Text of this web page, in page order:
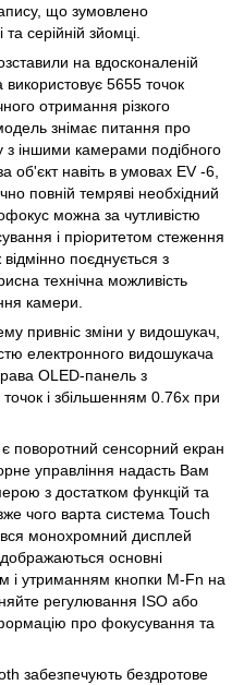
що зумовлено
серійній зйомці.
на вдосконаленій
5655 точок
отримання різкого
знімає питання про
з іншими камерами подібного
об'єкт навіть в умовах EV -6,
повній темряві необхідний
можна за чутливістю
і пріоритетом стеження
поєднується з
технічна можливість
камери.
привніс зміни у видошукач,
електронного видошукача
OLED-панель з
і збільшенням 0.76х при
поворотний сенсорний екран
управління надасть Вам
з достатком функцій та
чого варта система Touch
монохромний дисплей
основні
і утриманням кнопки M-Fn на
регулювання ISO або
про фокусування та
забезпечують бездротове